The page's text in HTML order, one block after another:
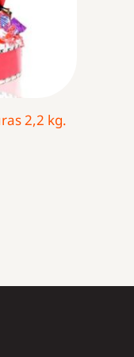
2,2 kg.